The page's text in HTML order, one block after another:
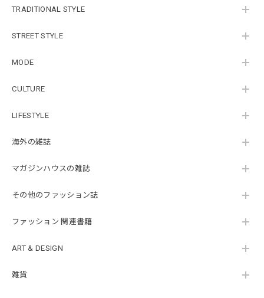
TRADITIONAL STYLE
STREET STYLE
MODE
CULTURE
LIFESTYLE
海外の雑誌
マガジンハウスの雑誌
その他のファッション誌
ファッション 関連書籍
ART & DESIGN
雑貨